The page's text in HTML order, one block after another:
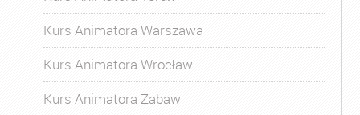
Kurs Animatora Warszawa
Kurs Animatora Wrocław
Kurs Animatora Zabaw